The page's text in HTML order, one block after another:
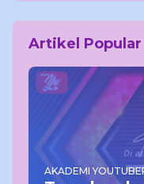
Artikel Popular
AKADEMI